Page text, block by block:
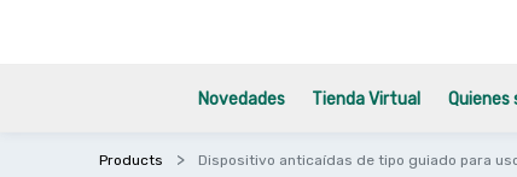
Novedades Tienda Virtual Quienes
Products Dispositivo anticaídas de tipo guiado para